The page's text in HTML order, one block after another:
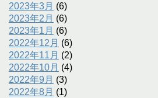
2023年3月 (6)
2023年2月 (6)
2023年1月 (6)
2022年12月 (6)
2022年11月 (2)
2022年10月 (4)
2022年9月 (3)
2022年8月 (1)